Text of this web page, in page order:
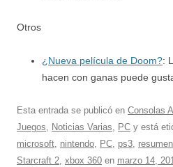
Otros
¿Nueva película de Doom?:
hacen con ganas puede
Esta entrada se publicó en Consolas
Juegos, Noticias Varias, PC y está
microsoft, nintendo, PC, ps3,
Starcraft 2, xbox 360 en marzo 14,